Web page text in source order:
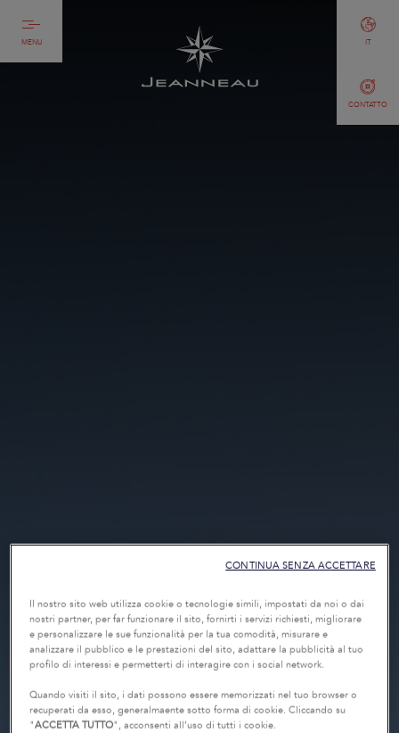
MENU
CONTATTO
IT
Il nostro sito web utilizza cookie o tecnologie simili, impostati da noi o dai
nostri partner, per far funzionare il sito, fornirti i servizi richiesti, migliorare
e personalizzare le sue funzionalità per la tua comodità, misurare e
analizzare il pubblico e le prestazioni del sito, adattare la pubblicità al tuo
profilo di interessi e permetterti di interagire con i social network.
Quando visiti il sito, i dati possono essere memorizzati nel tuo browser o
recuperati da esso, generalmaente sotto forma di cookie. Cliccando su
"ACCETTA TUTTO", acconsenti all’uso di tutti i cookie.
CONTINUA SENZA ACCETTARE